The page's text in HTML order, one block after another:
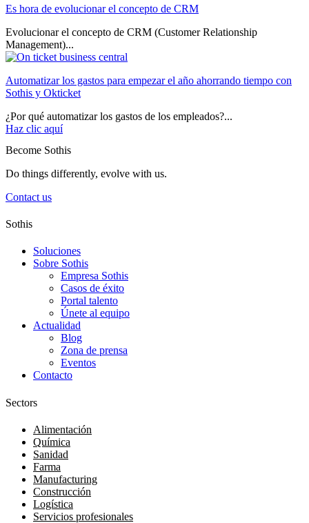
Es hora de evolucionar el concepto de CRM
Evolucionar el concepto de CRM (Customer Relationship
Management)...
Automatizar los gastos para empezar el año ahorrando tiempo con
Sothis y Okticket
¿Por qué automatizar los gastos de los empleados?...
Haz clic aquí
Become Sothis
Do things differently, evolve with us.
Contact us
Sothis
Soluciones
Sobre Sothis
Empresa Sothis
Casos de éxito
Portal talento
Únete al equipo
Actualidad
Blog
Zona de prensa
Eventos
Contacto
Sectors
Alimentación
Química
Sanidad
Farma
Manufacturing
Construcción
Logística
Servicios profesionales